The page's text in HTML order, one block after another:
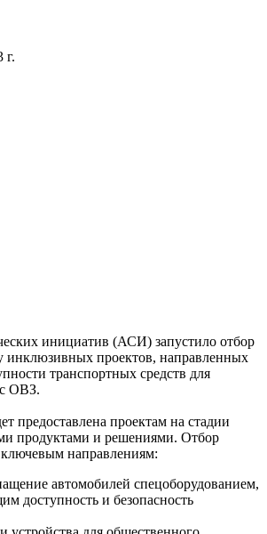
г.
инициатив (АСИ) запустило отбор
инклюзивных проектов, направленных
транспортных средств для
ОВЗ.
предоставлена проектам на стадии
продуктами и решениями. Отбор
направлениям:
автомобилей спецоборудованием,
доступность и безопасность